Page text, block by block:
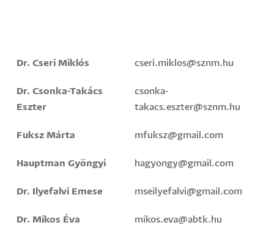
Dr. Cseri Miklós cseri.miklos@sznm.hu
Dr. Csonka-Takács
Eszter
csonka-
takacs.eszter@sznm.hu
Fuksz Márta mfuksz@gmail.com
Hauptman Gyöngyi hagyongy@gmail.com
Dr. Ilyefalvi Emese mseilyefalvi@gmail.com
Dr. Mikos Éva mikos.eva@abtk.hu